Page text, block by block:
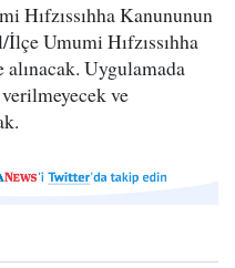
Hıfzıssıhha Kanununun
Umumi Hıfzıssıhha
Uygulamada
ve